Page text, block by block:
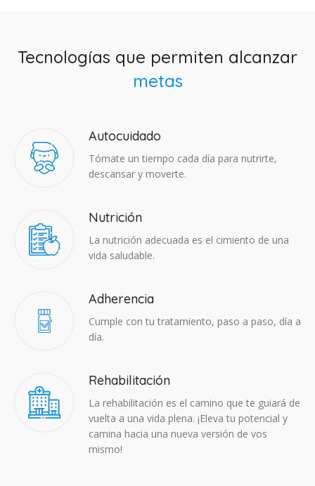
Tecnologías que permiten alcanzar
metas
Autocuidado
Tómate un tiempo cada día para nutrirte,
descansar y moverte.
Nutrición
La nutrición adecuada es el cimiento de una
vida saludable.
Adherencia​
Cumple con tu tratamiento, paso a paso, día a
día.
Rehabilitación
La rehabilitación es el camino que te guiará de
vuelta a una vida plena. ¡Eleva tu potencial y
camina hacia una nueva versión de vos
mismo!